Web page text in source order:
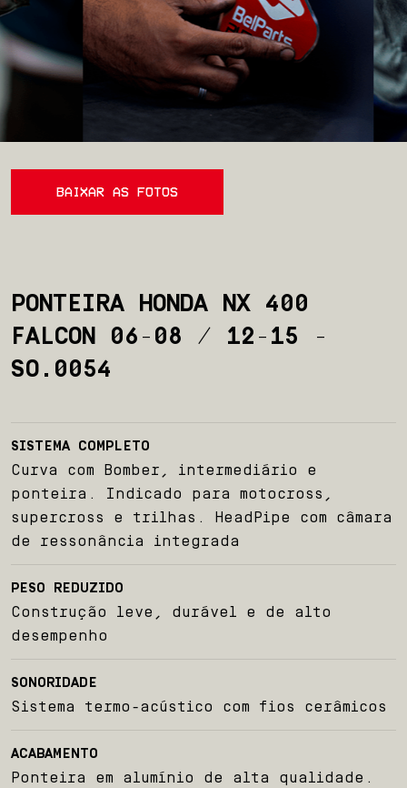
Sobre nós
Produtos
Seja um revendedor
Contato
BAIXAR AS FOTOS
PONTEIRA HONDA NX 400
FALCON 06-08 / 12-15 -
SO.0054
SISTEMA COMPLETO
Curva com Bomber, intermediário e
ponteira. Indicado para motocross,
supercross e trilhas. HeadPipe com câmara
de ressonância integrada
PESO REDUZIDO
Construção leve, durável e de alto
desempenho
SONORIDADE
Sistema termo-acústico com fios cerâmicos
ACABAMENTO
Ponteira em alumínio de alta qualidade.